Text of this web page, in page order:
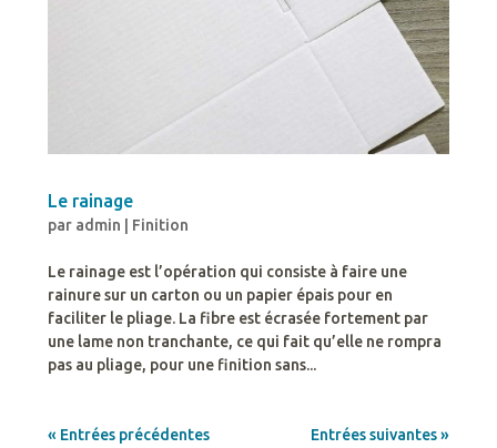
Le rainage
par admin Finition
Le rainage est l’opération qui consiste à faire une
rainure sur un carton ou un papier épais pour en
faciliter le pliage. La fibre est écrasée fortement par
une lame non tranchante, ce qui fait qu’elle ne rompra
pas au pliage, pour une finition sans...
« Entrées précédentes Entrées suivantes »